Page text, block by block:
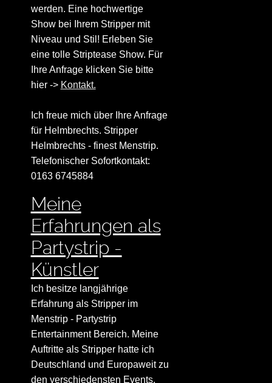
werden. Eine hochwertige
Show bei Ihrem Stripper mit
Niveau und Stil! Erleben Sie
eine tolle Striptease Show. Für
Ihre Anfrage klicken Sie bitte
hier -> Kontakt.
Ich freue mich über Ihre Anfrage
für Helmbrechts. Stripper
Helmbrechts - finest Menstrip.
Telefonischer Sofortkontakt:
0163 6745884
Meine
Erfahrungen als
Partystrip -
Künstler
Ich besitze langjährige
Erfahrung als Stripper im
Menstrip - Partystrip
Entertainment Bereich. Meine
Auftritte als Stripper hatte ich
Deutschland und Europaweit zu
den verschiedensten Events.